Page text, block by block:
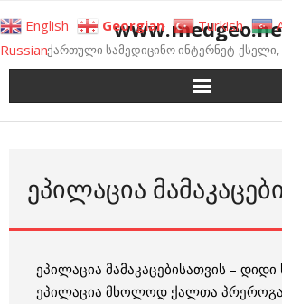
to
contentქართული სამედიცინო ინტერნეტ-
ᲔᲞᲘᲚᲐᲪᲘᲐ
ეპილაცია მამაკაცებისათვის – დიდი
ეპილაცია მხოლოდ ქალთა
English Georgian Turkish
Russian